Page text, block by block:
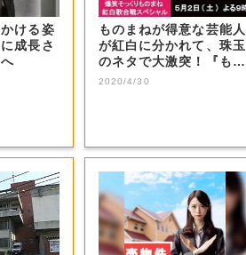
ける姿
成長さ
ものまねが得意な芸能人
が紅白に分かれて、珠玉
のネタで大激突！『もの
まね紅白』でし...
2020/4/30